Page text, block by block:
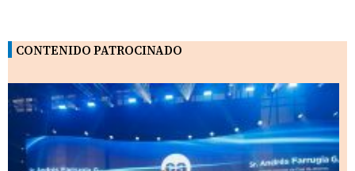
CONTENIDO PATROCINADO